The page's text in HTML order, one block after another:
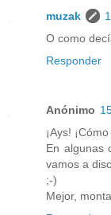
muzak
O como
Responder
Anónimo
¡Ays!
En algunas
vamos a
;-)
Mejor,